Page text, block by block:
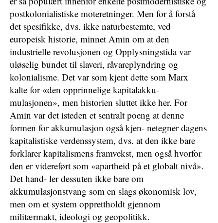
postkolonialistiske moteretninger. Men for å forstå
det spesifikke, dvs. ikke naturbestemte, ved
europeisk historie, minnet Amin om at den
industrielle revolusjonen og Opplysningstida var
uløselig bundet til slaveri, råvareplyndring og
kolonialisme. Det var som kjent dette som Marx
kalte for «den opprinnelige kapitalakku-
mulasjonen», men historien sluttet ikke her. For
Amin var det isteden et sentralt poeng at denne
formen for akkumulasjon også kjen- netegner dagens
kapitalistiske verdenssystem, dvs. at den ikke bare
forklarer kapitalismens framvekst, men også hvorfor
den er videreført som «apartheid på et globalt nivå».
Det hand- ler dessuten ikke bare om
akkumulasjonstvang som en slags økonomisk lov,
men om et system opprettholdt gjennom
militærmakt, ideologi og geopolitikk.